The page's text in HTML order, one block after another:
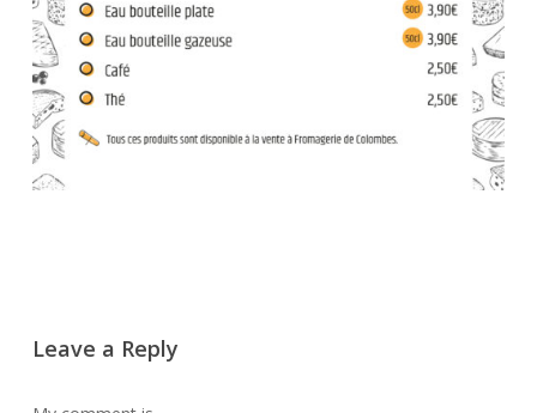
Leave a Reply